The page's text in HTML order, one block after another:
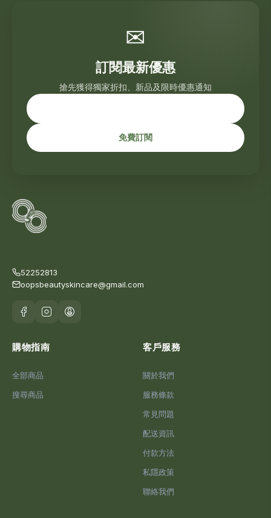
✉
訂閱最新優惠
搶先獲得獨家折扣、新品及限時優惠通知
免費訂閱
52252813
oopsbeautyskincare@gmail.com
購物指南
全部商品
搜尋商品
客戶服務
關於我們
服務條款
常見問題
配送資訊
付款方法
私隱政策
聯絡我們